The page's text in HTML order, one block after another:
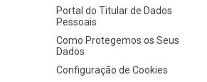
Portal do Titular de Dados
Pessoais
Como Protegemos os Seus
Dados
Configuração de Cookies